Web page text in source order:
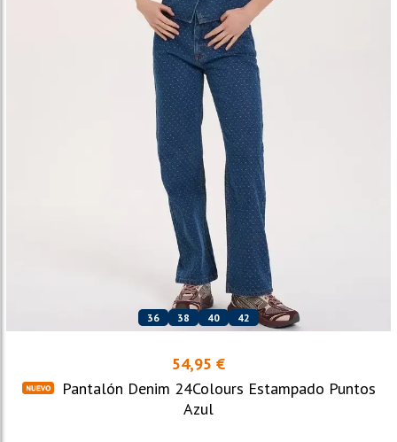
36 38 40 42
54,95 €
Pantalón Denim 24Colours Estampado Puntos
Azul